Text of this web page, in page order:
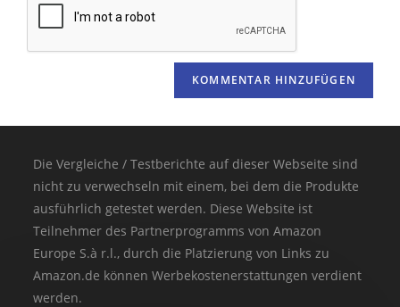
Die Vergleiche / Testberichte auf dieser Webseite sind
nicht zu verwechseln mit einem, bei dem die Produkte
ausführlich getestet werden. Diese Website ist
Teilnehmer des Partnerprogramms von Amazon
Europe S.à r.l., durch die Platzierung von Links zu
Amazon.de können Werbekostenerstattungen verdient
werden.